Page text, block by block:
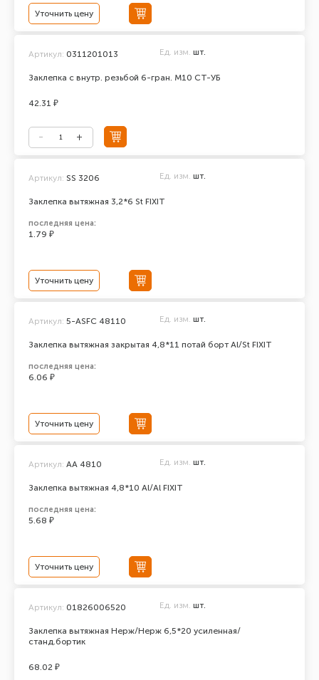
Уточнить цену
Заклепка с внутр. резьбой 6-гран. М10 СТ-УБ
Артикул: 0311201013 Ед. изм. шт.
42.31 ₽
Заклепка вытяжная 3,2*6 St FIXIT
Артикул: SS 3206 Ед. изм. шт.
последняя цена:
1.79 ₽
Уточнить цену
Заклепка вытяжная закрытая 4,8*11 потай борт Al/St FIXIT
Артикул: 5-ASFC 48110 Ед. изм. шт.
последняя цена:
6.06 ₽
Уточнить цену
Заклепка вытяжная 4,8*10 Al/Al FIXIT
Артикул: AA 4810 Ед. изм. шт.
последняя цена:
5.68 ₽
Уточнить цену
Заклепка вытяжная Нерж/Нерж 6,5*20 усиленная/
станд.бортик
Артикул: 01826006520 Ед. изм. шт.
68.02 ₽